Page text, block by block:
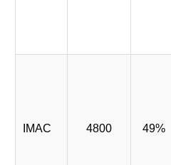
IMAC 4800 49%